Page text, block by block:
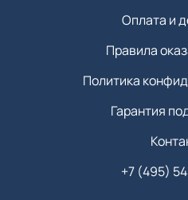
Оплата и
Правила
Политика
Гарантия
+7 (495)